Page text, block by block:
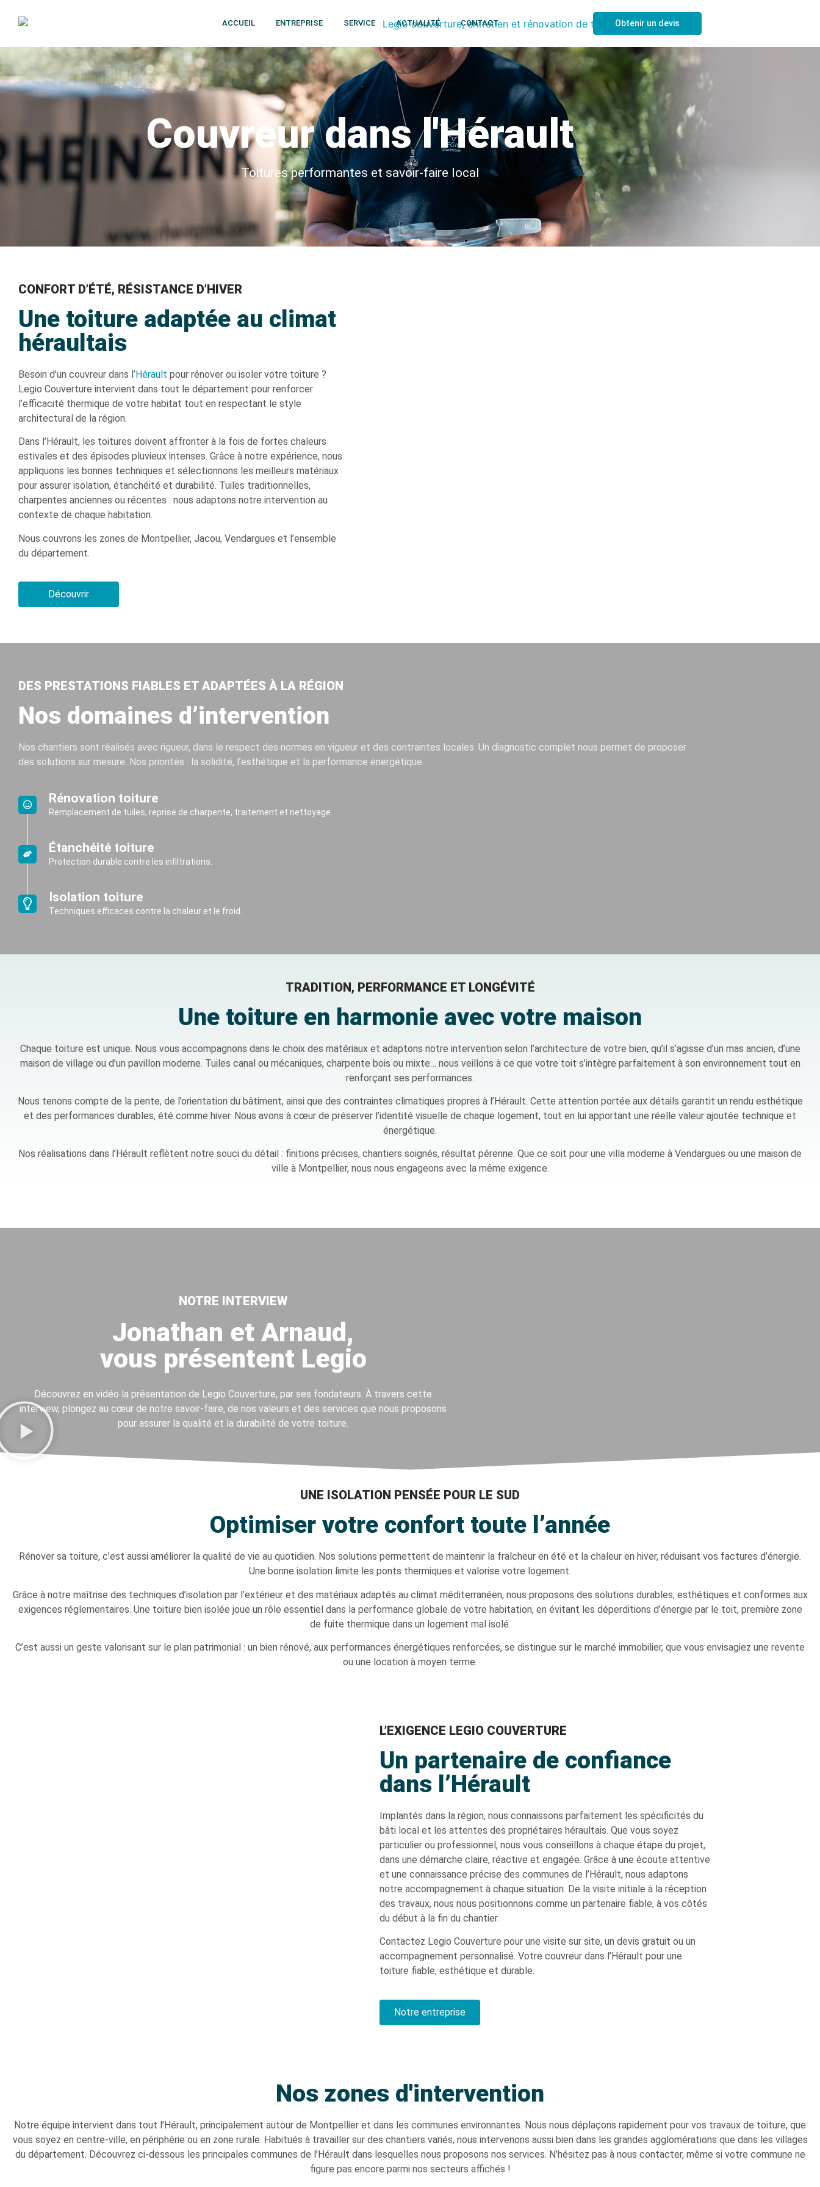
ACCUEIL ENTREPRISE SERVICE ACTUALITÉ CONTACT Obtenir un devis
Couvreur dans l'Hérault
Toitures performantes et savoir-faire local
CONFORT D’ÉTÉ, RÉSISTANCE D’HIVER
Une toiture adaptée au climat
héraultais
Besoin d’un couvreur dans l’Hérault pour rénover ou isoler votre toiture ?
Legio Couverture intervient dans tout le département pour renforcer
l’efficacité thermique de votre habitat tout en respectant le style
architectural de la région.
Dans l’Hérault, les toitures doivent affronter à la fois de fortes chaleurs
estivales et des épisodes pluvieux intenses. Grâce à notre expérience, nous
appliquons les bonnes techniques et sélectionnons les meilleurs matériaux
pour assurer isolation, étanchéité et durabilité. Tuiles traditionnelles,
charpentes anciennes ou récentes : nous adaptons notre intervention au
contexte de chaque habitation.
Nous couvrons les zones de Montpellier, Jacou, Vendargues et l’ensemble
du département.
Découvrir
DES PRESTATIONS FIABLES ET ADAPTÉES À LA RÉGION
Nos domaines d’intervention
Nos chantiers sont réalisés avec rigueur, dans le respect des normes en vigueur et des contraintes locales. Un diagnostic complet nous permet de proposer
des solutions sur mesure. Nos priorités : la solidité, l’esthétique et la performance énergétique.
Rénovation toiture
Remplacement de tuiles, reprise de charpente, traitement et nettoyage.
Étanchéité toiture
Protection durable contre les infiltrations.
Isolation toiture
Techniques efficaces contre la chaleur et le froid.
TRADITION, PERFORMANCE ET LONGÉVITÉ
Une toiture en harmonie avec votre maison
Chaque toiture est unique. Nous vous accompagnons dans le choix des matériaux et adaptons notre intervention selon l’architecture de votre bien, qu’il s’agisse d’un mas ancien, d’une
maison de village ou d’un pavillon moderne. Tuiles canal ou mécaniques, charpente bois ou mixte… nous veillons à ce que votre toit s’intègre parfaitement à son environnement tout en
renforçant ses performances.
Nous tenons compte de la pente, de l’orientation du bâtiment, ainsi que des contraintes climatiques propres à l’Hérault. Cette attention portée aux détails garantit un rendu esthétique
et des performances durables, été comme hiver. Nous avons à cœur de préserver l’identité visuelle de chaque logement, tout en lui apportant une réelle valeur ajoutée technique et
énergétique.
Nos réalisations dans l’Hérault reflètent notre souci du détail : finitions précises, chantiers soignés, résultat pérenne. Que ce soit pour une villa moderne à Vendargues ou une maison de
ville à Montpellier, nous nous engageons avec la même exigence.
NOTRE INTERVIEW​
Jonathan et Arnaud,
vous présentent Legio
Découvrez en vidéo la présentation de Legio Couverture, par ses fondateurs. À travers cette
interview, plongez au cœur de notre savoir-faire, de nos valeurs et des services que nous proposons
pour assurer la qualité et la durabilité de votre toiture.
UNE ISOLATION PENSÉE POUR LE SUD
Optimiser votre confort toute l’année
Rénover sa toiture, c’est aussi améliorer la qualité de vie au quotidien. Nos solutions permettent de maintenir la fraîcheur en été et la chaleur en hiver, réduisant vos factures d’énergie.
Une bonne isolation limite les ponts thermiques et valorise votre logement.
Grâce à notre maîtrise des techniques d’isolation par l’extérieur et des matériaux adaptés au climat méditerranéen, nous proposons des solutions durables, esthétiques et conformes aux
exigences réglementaires. Une toiture bien isolée joue un rôle essentiel dans la performance globale de votre habitation, en évitant les déperditions d’énergie par le toit, première zone
de fuite thermique dans un logement mal isolé.
C’est aussi un geste valorisant sur le plan patrimonial : un bien rénové, aux performances énergétiques renforcées, se distingue sur le marché immobilier, que vous envisagiez une revente
ou une location à moyen terme.
L’EXIGENCE LEGIO COUVERTURE
Un partenaire de confiance
dans l’Hérault
Implantés dans la région, nous connaissons parfaitement les spécificités du
bâti local et les attentes des propriétaires héraultais. Que vous soyez
particulier ou professionnel, nous vous conseillons à chaque étape du projet,
dans une démarche claire, réactive et engagée. Grâce à une écoute attentive
et une connaissance précise des communes de l’Hérault, nous adaptons
notre accompagnement à chaque situation. De la visite initiale à la réception
des travaux, nous nous positionnons comme un partenaire fiable, à vos côtés
du début à la fin du chantier.
Contactez Legio Couverture pour une visite sur site, un devis gratuit ou un
accompagnement personnalisé. Votre couvreur dans l’Hérault pour une
toiture fiable, esthétique et durable.
Notre entreprise
Nos zones d'intervention
Notre équipe intervient dans tout l’Hérault, principalement autour de Montpellier et dans les communes environnantes. Nous nous déplaçons rapidement pour vos travaux de toiture, que
vous soyez en centre-ville, en périphérie ou en zone rurale. Habitués à travailler sur des chantiers variés, nous intervenons aussi bien dans les grandes agglomérations que dans les villages
du département. Découvrez ci-dessous les principales communes de l’Hérault dans lesquelles nous proposons nos services. N’hésitez pas à nous contacter, même si votre commune ne
figure pas encore parmi nos secteurs affichés !